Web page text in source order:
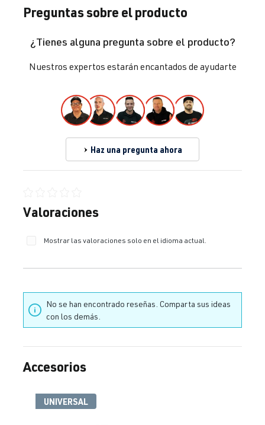
Preguntas sobre el producto
¿Tienes alguna pregunta sobre el producto?
Nuestros expertos estarán encantados de ayudarte
Haz una pregunta ahora
Calificación promedio de 0 de 5 estrellas
Valoraciones
Mostrar las valoraciones solo en el idioma actual.
No se han encontrado reseñas. Comparta sus ideas
con los demás.
Omitir la galería de productos
Accesorios
UNIVERSAL